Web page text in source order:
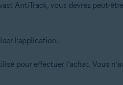
AntiTrack, vous devrez peut-être
l’application.
pour effectuer l’achat. Vous